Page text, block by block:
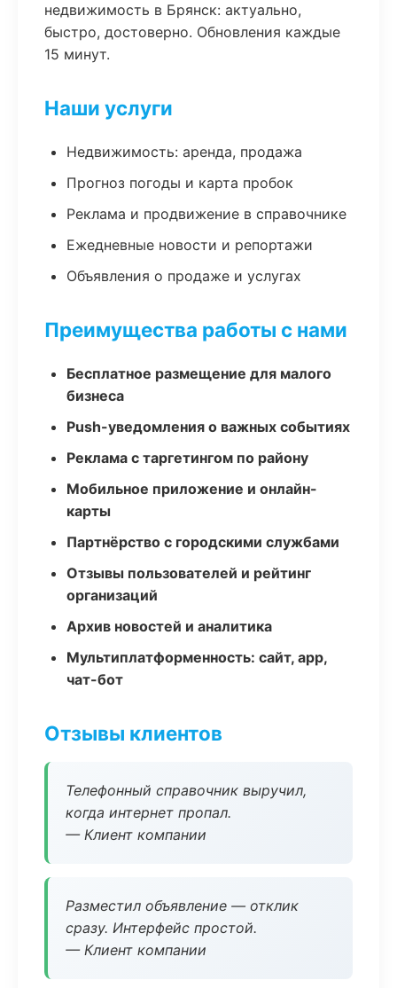
недвижимость в Брянск: актуально,
быстро, достоверно. Обновления каждые
15 минут.
Наши услуги
Недвижимость: аренда, продажа
Прогноз погоды и карта пробок
Реклама и продвижение в справочнике
Ежедневные новости и репортажи
Объявления о продаже и услугах
Преимущества работы с нами
Бесплатное размещение для малого
бизнеса
Push-уведомления о важных событиях
Реклама с таргетингом по району
Мобильное приложение и онлайн-
карты
Партнёрство с городскими службами
Отзывы пользователей и рейтинг
организаций
Архив новостей и аналитика
Мультиплатформенность: сайт, app,
чат-бот
Отзывы клиентов
Телефонный справочник выручил,
когда интернет пропал.
— Клиент компании
Разместил объявление — отклик
сразу. Интерфейс простой.
— Клиент компании